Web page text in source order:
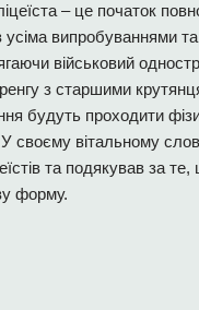
– це початок
усіма випробуваннями
військовий
з старшими
будуть проходити
У своєму вітальному
та подякував за
форму.